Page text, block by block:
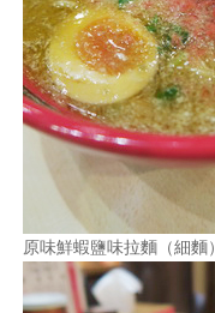
原味鮮蝦鹽味拉麵（細麵）